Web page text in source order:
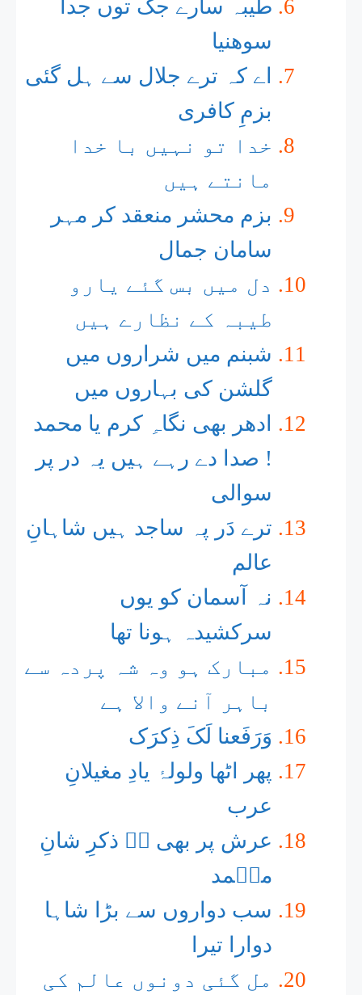
طیبہ سارے جگ توں جدا
سوھنیا
اے کہ ترے جلال سے ہل گئی
بزمِ کافری
خدا تو نہیں با خدا
مانتے ہیں
بزم محشر منعقد کر مہر
سامان جمال
دل میں بس گئے یارو
طیبہ کے نظارے ہیں
شبنم میں شراروں میں
گلشن کی بہاروں میں
ادھر بھی نگاہِ کرم یا محمد
! صدا دے رہے ہیں یہ در پر
سوالی
ترے دَر پہ ساجد ہیں شاہانِ
عالم
نہ آسمان کو یوں
سرکشیدہ ہونا تھا
مبارک ہو وہ شہ پردہ سے
باہر آنے والا ہے
وَرَفَعنا لَکَ ذِکرَک
پھر اٹھا ولولۂ یادِ مغیلانِ
عرب
عرش پر بھی ہے ذکرِ شانِ
محؐمد
سب دواروں سے بڑا شاہا
دوارا تیرا
مل گئی دونوں عالم کی